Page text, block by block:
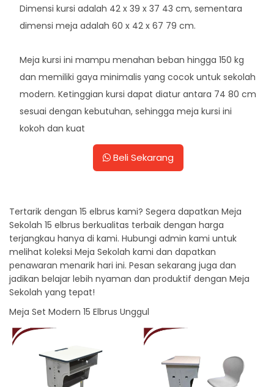
Dimensi kursi adalah 42 x 39 x 37 43 cm, sementara
dimensi meja adalah 60 x 42 x 67 79 cm.
Meja kursi ini mampu menahan beban hingga 150 kg
dan memiliki gaya minimalis yang cocok untuk sekolah
modern. Ketinggian kursi dapat diatur antara 74 80 cm
sesuai dengan kebutuhan, sehingga meja kursi ini
kokoh dan kuat
Beli Sekarang
Tertarik dengan 15 elbrus kami? Segera dapatkan Meja
Sekolah 15 elbrus berkualitas terbaik dengan harga
terjangkau hanya di kami. Hubungi admin kami untuk
melihat koleksi Meja Sekolah kami dan dapatkan
penawaran menarik hari ini. Pesan sekarang juga dan
jadikan belajar lebih nyaman dan produktif dengan Meja
Sekolah yang tepat!
Meja Set Modern 15 Elbrus Unggul